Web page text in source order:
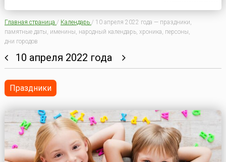
Главная страница / Календарь / 10 апреля 2022 года — праздники,
памятные даты, именины, народный календарь, хроника, персоны,
дни городов
10 апреля 2022 года
Праздники